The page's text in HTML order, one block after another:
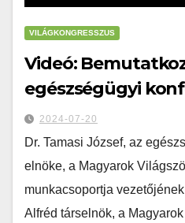
VILÁGKONGRESSZUS
Videó:
egészségügyi
2024-07-20
Dr. Tamasi József, az
elnöke, a Magyarok
munkacsoportja
Alfréd társelnök, a